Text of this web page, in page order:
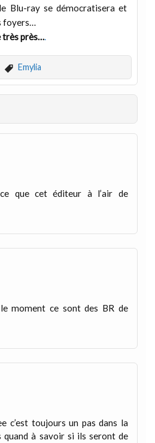
Blu-ray se démocratisera et
foyers…
très près….
Emylia
que cet éditeur à l’air de
moment ce sont des BR de
c’est toujours un pas dans la
quand à savoir si ils seront de